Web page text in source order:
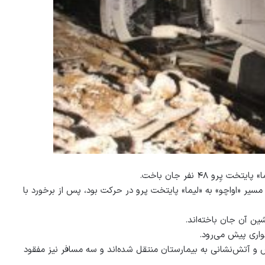
۴۸ نفر جان باخت.
یک موتر مسافربری با ۵۷ سرنشین که در مسیر «اواچو» به «لیما» پایتخت پرو در حرکت بود، پس از برخورد با
پیش می‌رود.
آتش‌نشانی به بیمارستان‌ منتقل شده‌اند و سه مسافر نیز مفقود